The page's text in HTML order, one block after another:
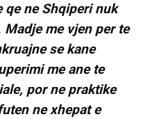
qe ne Shqiperi nuk
me vjen per te
se kane
me ane te
por ne praktike
ne xhepat e